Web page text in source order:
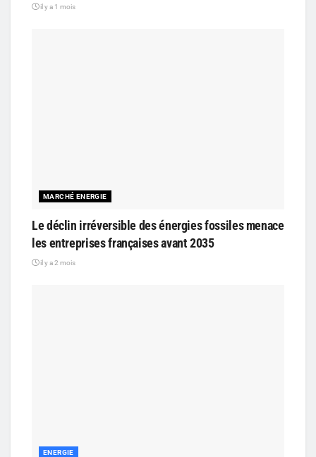
il y a 1 mois
MARCHÉ ENERGIE
Le déclin irréversible des énergies fossiles menace
les entreprises françaises avant 2035
il y a 2 mois
ENERGIE